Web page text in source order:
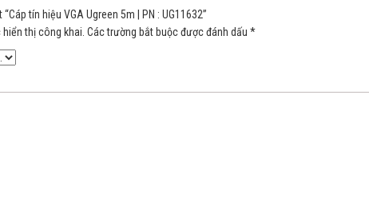
tín hiệu VGA Ugreen 5m | PN : UG11632”
thị công khai. Các trường bắt buộc được đánh dấu *